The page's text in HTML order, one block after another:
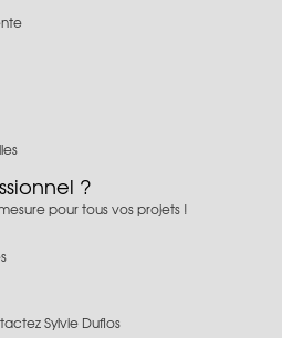
?
pour tous vos projets !
Sylvie Duflos